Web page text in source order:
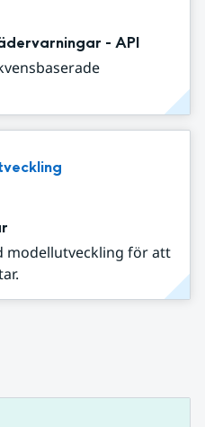
- API
modellutveckling för att